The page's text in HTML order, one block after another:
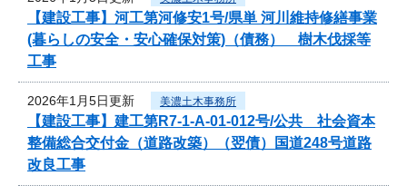
【建設工事】河工第河修安1号/県単 河川維持修繕事業
(暮らしの安全・安心確保対策)（債務） 樹木伐採等
工事
2026年1月5日更新 美濃土木事務所
【建設工事】建工第R7-1-A-01-012号/公共 社会資本
整備総合交付金（道路改築）（翌債）国道248号道路
改良工事